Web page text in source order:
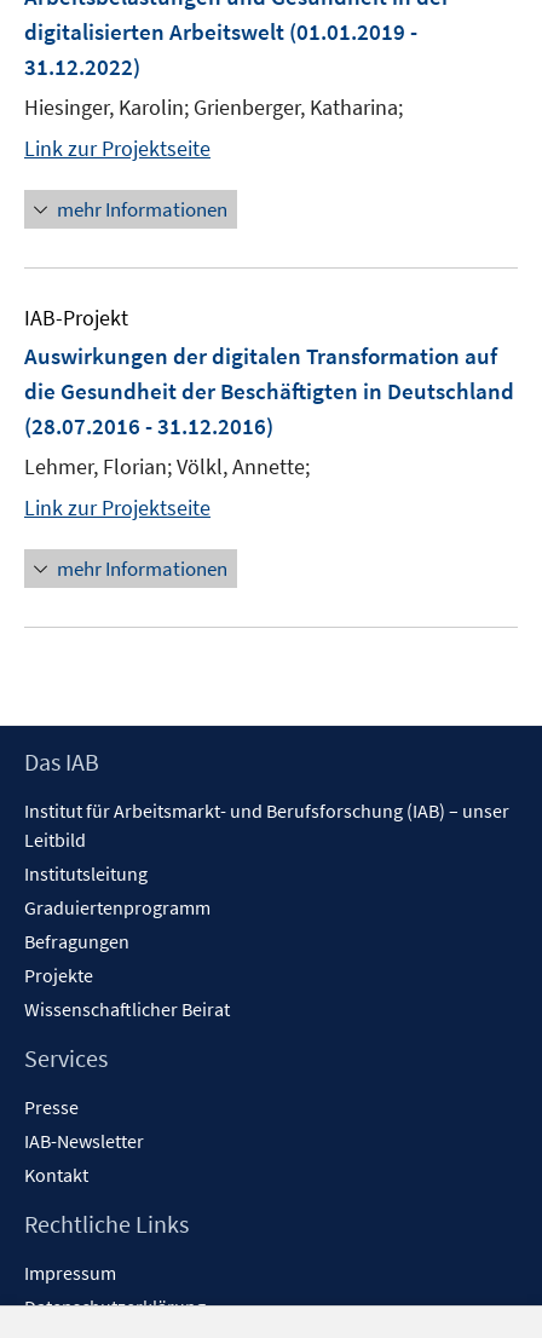
digitalisierten Arbeitswelt (01.01.2019 -
31.12.2022)
Hiesinger, Karolin; Grienberger, Katharina;
Link zur Projektseite
mehr Informationen
IAB-Projekt
Auswirkungen der digitalen Transformation auf
die Gesundheit der Beschäftigten in Deutschland
(28.07.2016 - 31.12.2016)
Lehmer, Florian; Völkl, Annette;
Link zur Projektseite
mehr Informationen
Footer
Das IAB
Institut für Arbeitsmarkt- und Berufsforschung (IAB) – unser
Leitbild
Institutsleitung
Graduiertenprogramm
Befragungen
Projekte
Wissenschaftlicher Beirat
Services
Presse
IAB-Newsletter
Kontakt
Rechtliche Links
Impressum
Datenschutzerklärung